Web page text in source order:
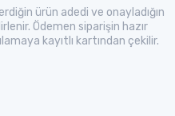
ürün adedi ve onayladığın
Ödemen siparişin hazır
kayıtlı kartından çekilir.